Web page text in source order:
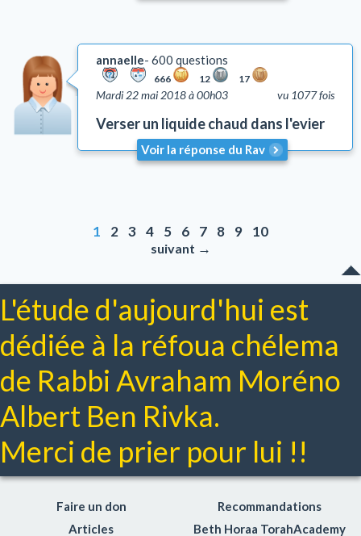
annaelle 600 questions
666 12 17
vu 1077 fois
Mardi 22 mai 2018 à 00h03
Verser un liquide chaud dans l'evier
Voir la réponse du Rav
1 2 3 4 5 6 7 8 9 10
suivant →
L'étude d'aujourd'hui est
dédiée à la réfoua chélema
de Rabbi Avraham Moréno
Albert Ben Rivka.
Merci de prier pour lui !!
Faire un don
Articles
Recommandations
Beth Horaa TorahAcademy